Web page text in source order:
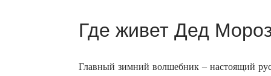
Где живет Дед
Главный зимний волшебник – настоящий